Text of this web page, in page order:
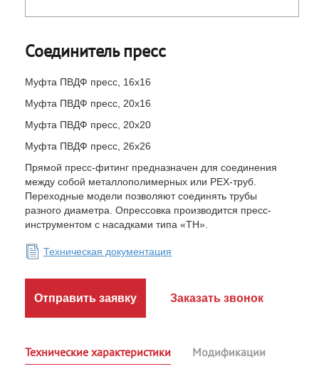
Соединитель пресc
Муфта ПВДФ пресс, 16x16
Муфта ПВДФ пресс, 20x16
Муфта ПВДФ пресс, 20x20
Муфта ПВДФ пресс, 26x26
Прямой пресс-фитинг предназначен для соединения
между собой металлополимерных или РЕХ-труб.
Переходные модели позволяют соединять трубы
разного диаметра. Опрессовка производится пресс-
инструментом с насадками типа «ТН».
Техническая документация
Отправить заявку Заказать звонок
Технические характеристики
Модификации